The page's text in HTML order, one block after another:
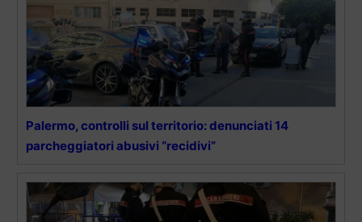
Palermo, controlli sul territorio: denunciati 14
parcheggiatori abusivi “recidivi”